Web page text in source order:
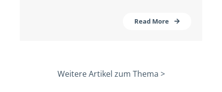
Read More
Weitere Artikel zum Thema >